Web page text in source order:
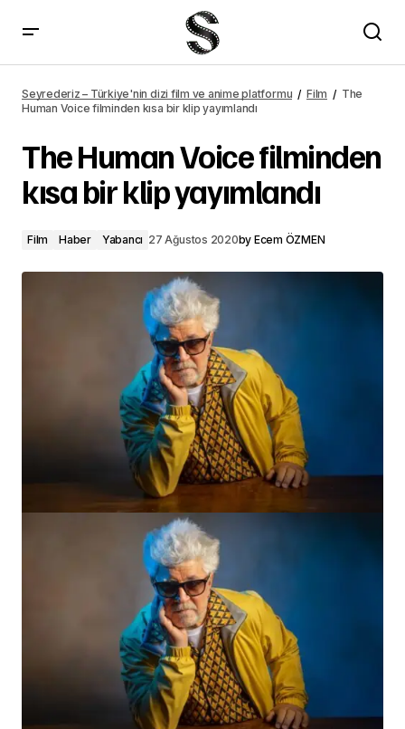
Seyrederiz – Türkiye'nin dizi film ve anime platformu Film
The
Human Voice filminden kısa bir klip yayımlandı
The Human Voice filminden
kısa bir klip yayımlandı
Film Haber Yabancı 27 Ağustos 2020by Ecem ÖZMEN